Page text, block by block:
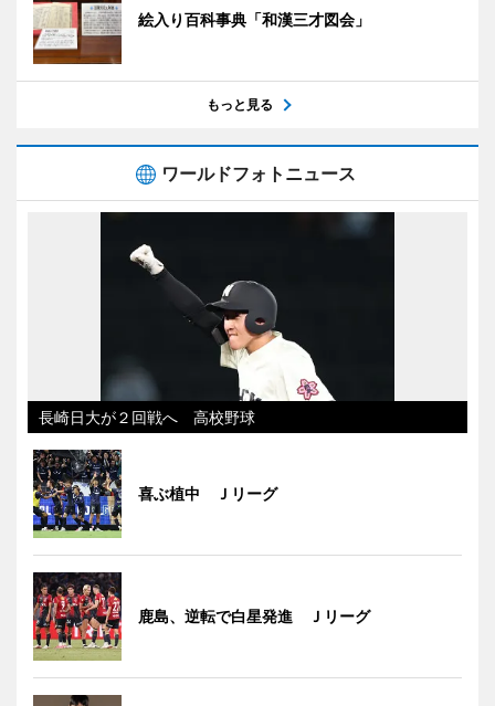
絵入り百科事典「和漢三才図会」
もっと見る
ワールドフォトニュース
長崎日大が２回戦へ 高校野球
喜ぶ植中 Ｊリーグ
鹿島、逆転で白星発進 Ｊリーグ